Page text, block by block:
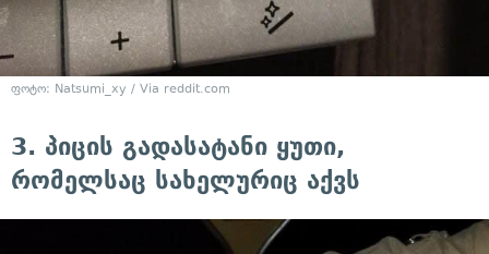
ფოტო: Natsumi_xy / Via reddit.com
3. პიცის გადასატანი ყუთი,
რომელსაც სახელურიც აქვს